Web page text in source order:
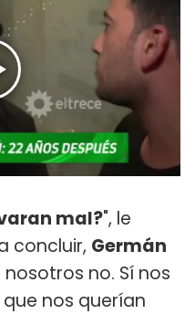
mal?", le
concluir, Germán
no. Sí nos
nos querían